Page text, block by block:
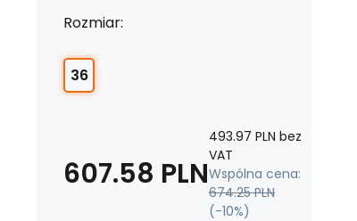
Rozmiar:
36
607.58 PLN
493.97 PLN bez
VAT
Wspólna cena:
674.25 PLN
(-10%)